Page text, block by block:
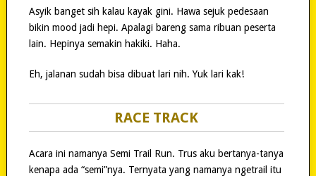
Asyik banget sih kalau kayak gini. Hawa sejuk pedesaan
bikin mood jadi hepi. Apalagi bareng sama ribuan peserta
lain. Hepinya semakin hakiki. Haha.
Eh, jalanan sudah bisa dibuat lari nih. Yuk lari kak!
RACE TRACK
Acara ini namanya Semi Trail Run. Trus aku bertanya-tanya
kenapa ada “semi”nya. Ternyata yang namanya ngetrail itu